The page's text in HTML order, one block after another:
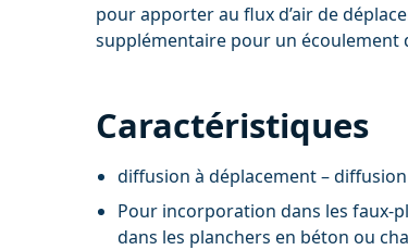
pour apporter au flux d’air de
supplémentaire pour un écoulement
Caractéristiques
diffusion à déplacement –
Pour incorporation dans les faux-
dans les planchers en béton ou